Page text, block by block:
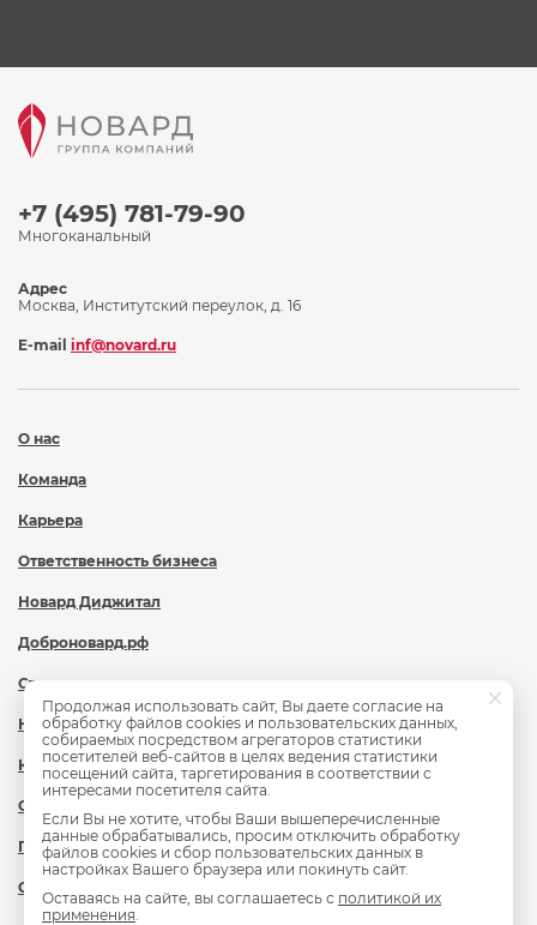
+7 (495) 781-79-90
Многоканальный
О нас
Команда
Карьера
Ответственность бизнеса
Новард Диджитал
Доброновард.рф
Статьи
Новости
Контакты
Охрана труда
Политика обработки персональных данных
Сведения об образовательной организации
Адрес
Москва, Институтский переулок, д. 16
E-mail inf@novard.ru
Продолжая использовать сайт, Вы даете согласие на
обработку файлов cookies и пользовательских данных,
собираемых посредством агрегаторов статистики
посетителей веб-сайтов в целях ведения статистики
посещений сайта, таргетирования в соответствии с
интересами посетителя сайта.
Если Вы не хотите, чтобы Ваши вышеперечисленные
данные обрабатывались, просим отключить обработку
файлов cookies и сбор пользовательских данных в
настройках Вашего браузера или покинуть сайт.
Оставаясь на сайте, вы соглашаетесь с политикой их
применения.